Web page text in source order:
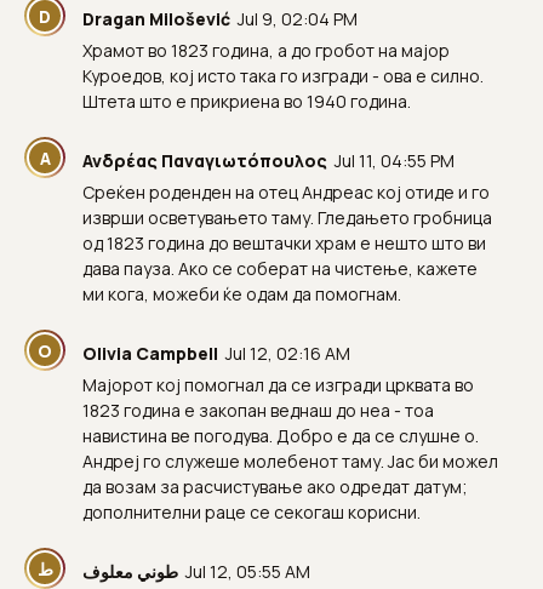
D Dragan Milošević Jul 9, 02:04 PM
Храмот во 1823 година, а до гробот на мајор
Куроедов, кој исто така го изгради - ова е силно.
Штета што е прикриена во 1940 година.
Α Ανδρέας Παναγιωτόπουλος Jul 11, 04:55 PM
Среќен роденден на отец Андреас кој отиде и го
изврши осветувањето таму. Гледањето гробница
од 1823 година до вештачки храм е нешто што ви
дава пауза. Ако се соберат на чистење, кажете
ми кога, можеби ќе одам да помогнам.
O Olivia Campbell Jul 12, 02:16 AM
Мајорот кој помогнал да се изгради црквата во
1823 година е закопан веднаш до неа - тоа
навистина ве погодува. Добро е да се слушне о.
Андреј го служеше молебенот таму. Јас би можел
да возам за расчистување ако одредат датум;
дополнителни раце се секогаш корисни.
ط طوني معلوف Jul 12, 05:55 AM